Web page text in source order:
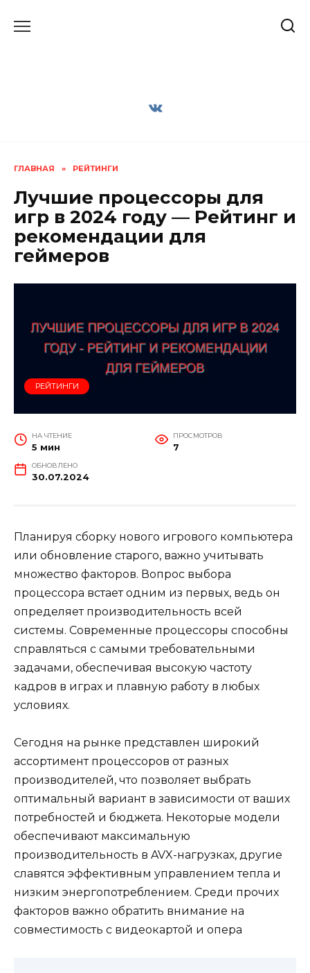
ГЛАВНАЯ » РЕЙТИНГИ
Лучшие процессоры для
игр в 2024 году — Рейтинг и
рекомендации для
геймеров
РЕЙТИНГИ
НА ЧТЕНИЕ
5 мин
ПРОСМОТРОВ
7
ОБНОВЛЕНО
30.07.2024
Планируя сборку нового игрового компьютера
или обновление старого, важно учитывать
множество факторов. Вопрос выбора
процессора встает одним из первых, ведь он
определяет производительность всей
системы. Современные процессоры способны
справляться с самыми требовательными
задачами, обеспечивая высокую частоту
кадров в играх и плавную работу в любых
условиях.
Сегодня на рынке представлен широкий
ассортимент процессоров от разных
производителей, что позволяет выбрать
оптимальный вариант в зависимости от ваших
потребностей и бюджета. Некоторые модели
обеспечивают максимальную
производительность в AVX-нагрузках, другие
славятся эффективным управлением тепла и
низким энергопотреблением. Среди прочих
факторов важно обратить внимание на
совместимость с видеокартой и опера